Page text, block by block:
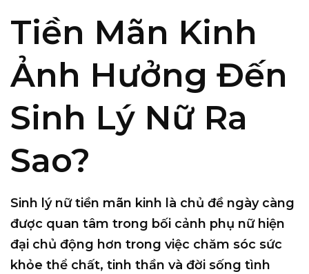
Tiền Mãn Kinh
Ảnh Hưởng Đến
Sinh Lý Nữ Ra
Sao?
Sinh lý nữ tiền mãn kinh là chủ đề ngày càng
được quan tâm trong bối cảnh phụ nữ hiện
đại chủ động hơn trong việc chăm sóc sức
khỏe thể chất, tinh thần và đời sống tình